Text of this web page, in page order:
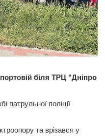
біля ТРЦ "Дніпро
патрульної поліції
та врізався у